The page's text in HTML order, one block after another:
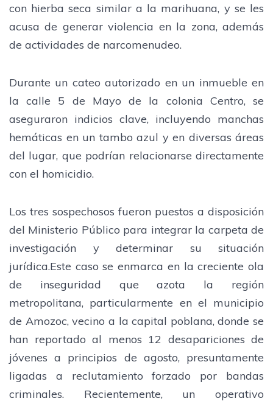
con hierba seca similar a la marihuana, y se les
acusa de generar violencia en la zona, además
de actividades de narcomenudeo.
Durante un cateo autorizado en un inmueble en
la calle 5 de Mayo de la colonia Centro, se
aseguraron indicios clave, incluyendo manchas
hemáticas en un tambo azul y en diversas áreas
del lugar, que podrían relacionarse directamente
con el homicidio.
Los tres sospechosos fueron puestos a disposición
del Ministerio Público para integrar la carpeta de
investigación y determinar su situación
jurídica.Este caso se enmarca en la creciente ola
de inseguridad que azota la región
metropolitana, particularmente en el municipio
de Amozoc, vecino a la capital poblana, donde se
han reportado al menos 12 desapariciones de
jóvenes a principios de agosto, presuntamente
ligadas a reclutamiento forzado por bandas
criminales. Recientemente, un operativo